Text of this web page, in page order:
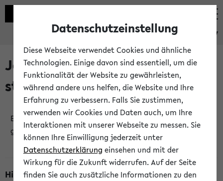
eKVV
Jetzt und in Kürze
stattfindende Veranstaltungen
Es wurden keine jetzt stattfindenden Veranstaltungen
gefunden!
Hinweise zur Liste
Datenschutzeinstellung
Diese Webseite verwendet Cookies und ähnliche
Technologien. Einige davon sind essentiell, um die
Funktionalität der Website zu gewährleisten,
während andere uns helfen, die Website und Ihre
Erfahrung zu verbessern. Falls Sie zustimmen,
verwenden wir Cookies und Daten auch, um Ihre
Interaktionen mit unserer Webseite zu messen. Sie
können Ihre Einwilligung jederzeit unter
Datenschutzerklärung einsehen und mit der
Wirkung für die Zukunft widerrufen. Auf der Seite
finden Sie auch zusätzliche Informationen zu den